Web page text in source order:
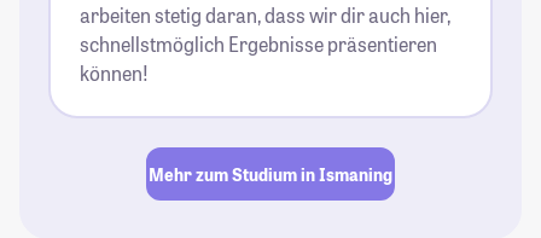
arbeiten stetig daran, dass wir dir auch hier,
schnellstmöglich Ergebnisse präsentieren
können!
Mehr zum Studium in Ismaning